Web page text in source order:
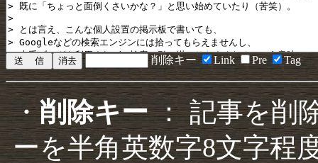
削除キー Link Pre Tag
・削除キー： 記事を削
ーを半角英数字8文字程